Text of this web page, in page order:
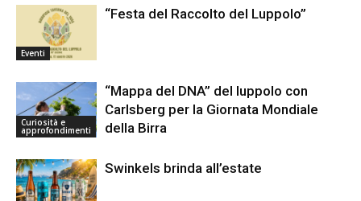
Eventi
“Festa del Raccolto del Luppolo”
Curiosità e
approfondimenti
“Mappa del DNA” del luppolo con
Carlsberg per la Giornata Mondiale
della Birra
Swinkels brinda all’estate